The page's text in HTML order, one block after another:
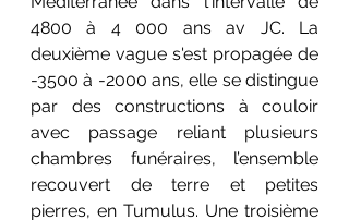
4800 à 4 000 ans av JC. La
deuxième vague s'est propagée de
-3500 à -2000 ans, elle se distingue
par des constructions à couloir
avec passage reliant plusieurs
chambres funéraires, l’ensemble
recouvert de terre et petites
pierres, en Tumulus. Une troisième